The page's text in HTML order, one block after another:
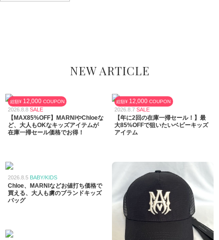
NEW ARTICLE
総額¥ 12,000 COUPON
2026.8.8SALE
【MAX85%OFF】MARNIやChloeな
ど、大人もOKなキッズアイテムが
在庫一掃セール価格でお得！
2026.8.5 BABY/KIDS
Chloe、MARNIなどお値打ち価格で
買える、大人も虜のブランドキッズ
バッグ
総額¥ 12,000 COUPON
2026.8.7 SALE
【年に2回の在庫一掃セール！】最
大85%OFFで狙いたいベビーキッズ
アイテム